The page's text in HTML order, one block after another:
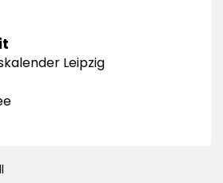
Leipzig